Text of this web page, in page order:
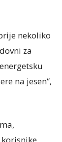
nekoliko
za
na jesen“,